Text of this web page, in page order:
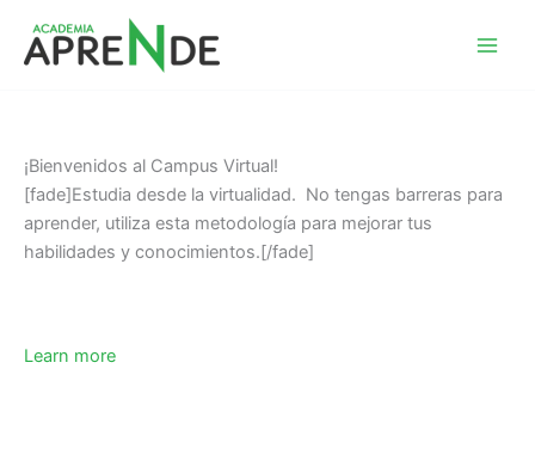
contenido
¡Bienvenidos al Campus Virtual!
[fade]Estudia desde la virtualidad.  No tengas barreras para
aprender, utiliza esta metodología para mejorar tus
habilidades y conocimientos.[/fade]
Learn more